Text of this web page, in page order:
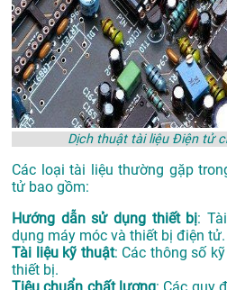
Dịch thuật tài liệu Điện tử
Các loại tài liệu thường gặp
tử bao gồm:
Hướng dẫn sử dụng thiết bị:
dụng máy móc và thiết bị điện tử.
Tài liệu kỹ thuật: Các thông số
thiết bị.